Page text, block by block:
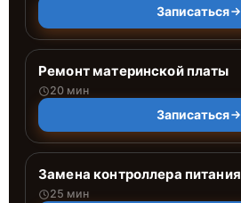
Записаться
Ремонт материнской платы
20 мин
Записаться
Замена контроллера питания
25 мин